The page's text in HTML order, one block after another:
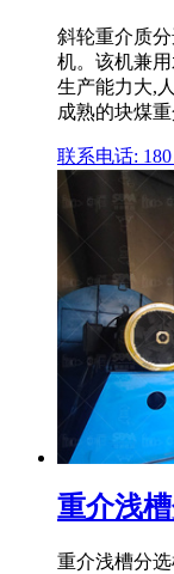
斜轮重介质
机。该机兼
生产能力大,
成熟的块煤
联系电话: 180
重介浅
重介浅槽分